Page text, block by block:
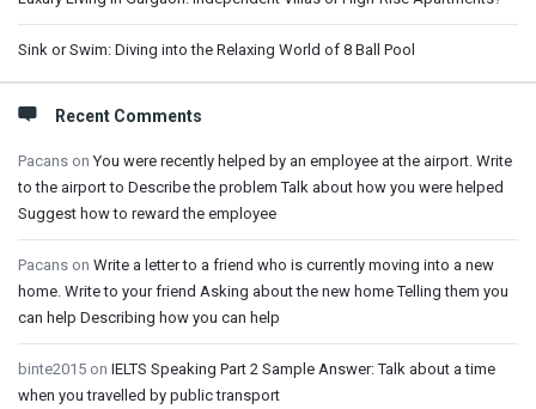
Sink or Swim: Diving into the Relaxing World of 8 Ball Pool
Recent Comments
Pacans onYou were recently helped by an employee at the airport. Write
to the airport to Describe the problem Talk about how you were helped
Suggest how to reward the employee
Pacans on Write a letter to a friend who is currently moving into a new
home. Write to your friend Asking about the new home Telling them you
can help Describing how you can help
binte2015 on IELTS Speaking Part 2 Sample Answer: Talk about a time
when you travelled by public transport